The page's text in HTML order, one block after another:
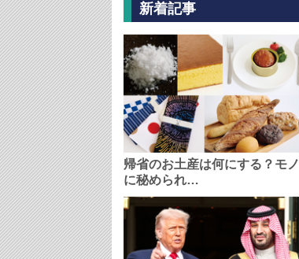
新着記事
帰省のお土産は何にする？モノ
に秘められ…